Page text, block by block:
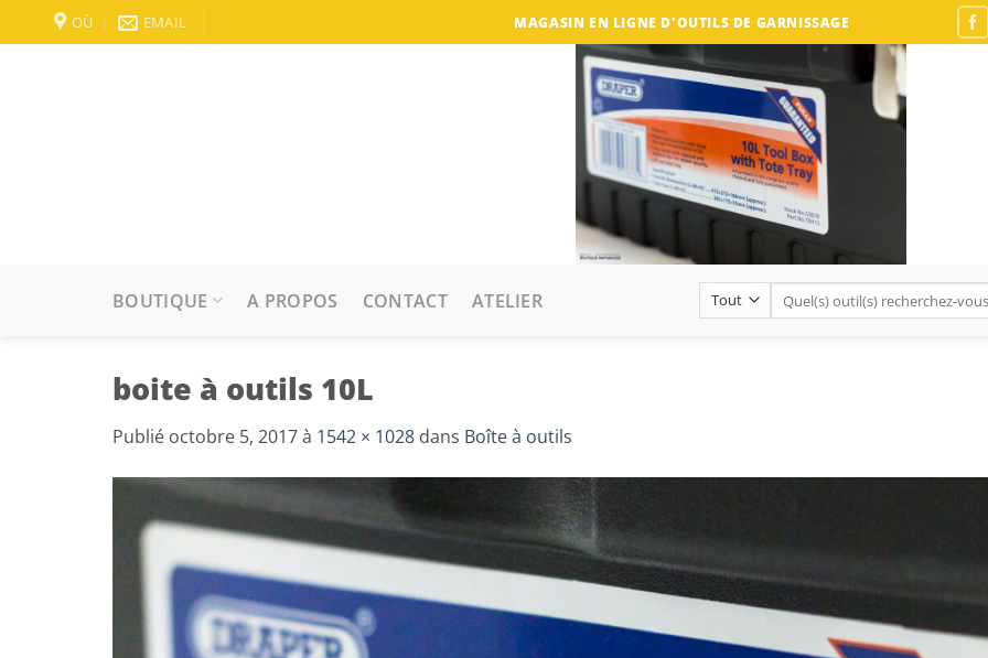
Passer
au
OÙ EMAIL MAGASIN EN LIGNE D'OUTILS DE GARNISSAGE
BOUTIQUE A PROPOS CONTACT ATELIER
Recherche
pour :
boite à outils 10L
Publié octobre 5, 2017à 1542 × 1028 dans Boîte à outils